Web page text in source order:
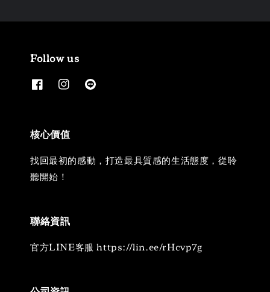
Follow us
核心價值
找回最初的感動，打造最具質感的生活態度，從聆
聽開始！
聯絡資訊
官方LINE客服 https://lin.ee/rHcvp7g